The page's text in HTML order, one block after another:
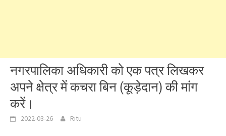
नगरपालिका अधिकारी को एक पत्र लिखकर
अपने क्षेत्र में कचरा बिन (कूड़ेदान) की मांग
करें।
2022-03-26 Ritu